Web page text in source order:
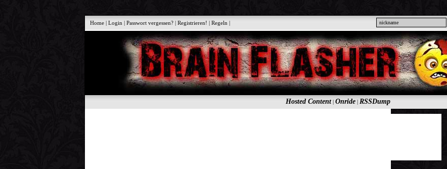
Home |Login |Passwort vergessen? |Registrieren! |Regeln |
Hosted Content| Onride| RSSDump